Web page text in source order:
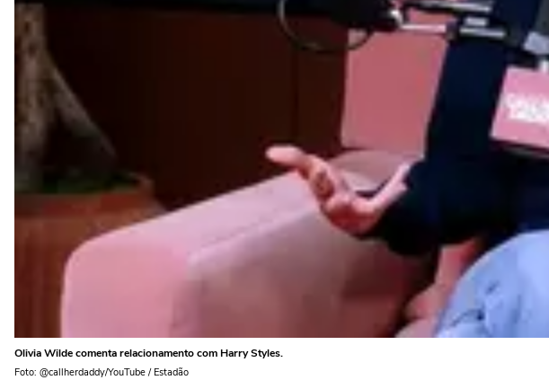
Olivia Wilde comenta relacionamento com Harry Styles.
Foto: @callherdaddy/YouTube / Estadão